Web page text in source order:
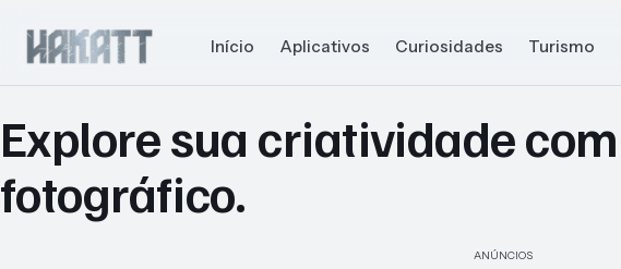
Início Aplicativos Curiosidades Turismo
Explore sua criatividade
fotográfico.
ANÚNCIOS